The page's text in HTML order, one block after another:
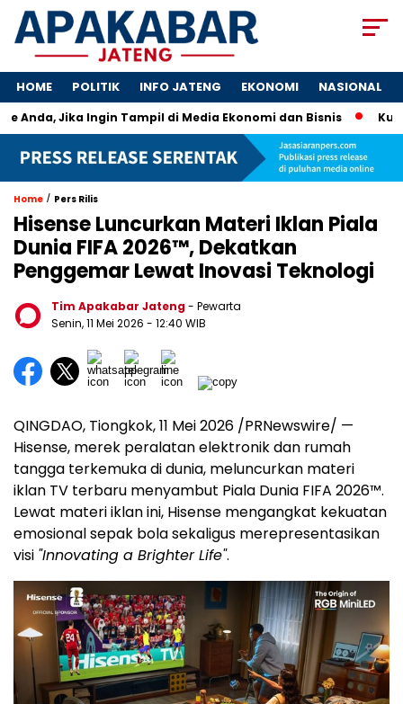
HOME POLITIK INFO JATENG EKONOMI NASIONAL
Jika Ingin Tampil di Media Ekonomi dan Bisnis Kunci
Home / Pers Rilis
Hisense Luncurkan Materi Iklan Piala
Dunia FIFA 2026™, Dekatkan
Penggemar Lewat Inovasi Teknologi
Tim Apakabar Jateng- Pewarta
Senin, 11 Mei 2026 - 12:40 WIB
QINGDAO, Tiongkok, 11 Mei 2026 /PRNewswire/ —
Hisense, merek peralatan elektronik dan rumah
tangga terkemuka di dunia, meluncurkan materi
iklan TV terbaru menyambut Piala Dunia FIFA 2026™.
Lewat materi iklan ini, Hisense mengangkat kekuatan
emosional sepak bola sekaligus merepresentasikan
visi "Innovating a Brighter Life".